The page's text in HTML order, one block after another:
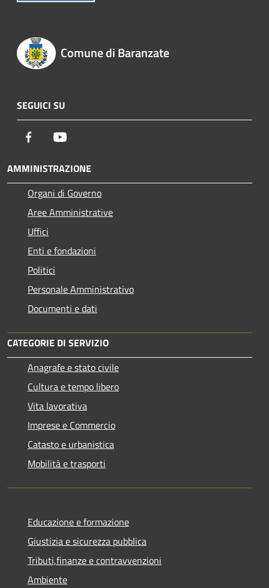
Comune di Baranzate
SEGUICI SU
Facebook
AMMINISTRAZIONE
Organi di Governo
Aree Amministrative
Uffici
Enti e fondazioni
Politici
Personale Amministrativo
Documenti e dati
CATEGORIE DI SERVIZIO
Anagrafe e stato civile
Cultura e tempo libero
Vita lavorativa
Imprese e Commercio
Catasto e urbanistica
Mobilità e trasporti
Educazione e formazione
Giustizia e sicurezza pubblica
Tributi,finanze e contravvenzioni
Ambiente